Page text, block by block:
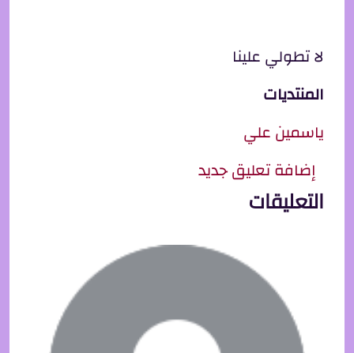
لا تطولي علينا
المنتديات
ياسمين علي
إضافة تعليق جديد
التعليقات